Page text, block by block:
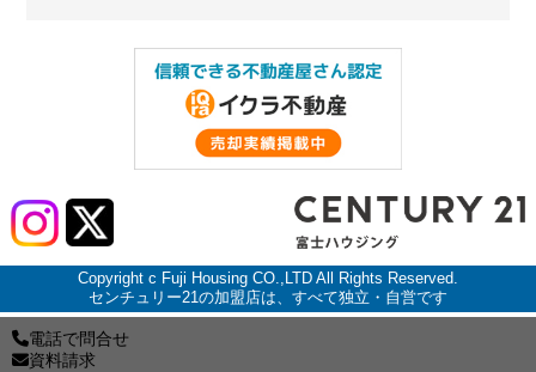
Copyright c Fuji Housing CO.,LTD All Rights Reserved.
センチュリー21の加盟店は、すべて独立・自営です
電話で問合せ
資料請求